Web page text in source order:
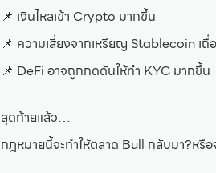
📌 เงินไหลเข้า Crypto มากขึ้น
📌 ความเสี่ยงจากเหรียญ Stablecoin เถื่
📌 DeFi อาจถูกกดดันให้ทำ KYC มากขึ้
สุดท้ายแล้ว…
กฎหมายนี้จะทำให้ตลาด Bull กลับมา?หรื